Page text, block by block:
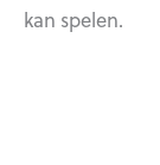
kan spelen.